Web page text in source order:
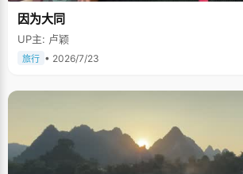
因为大同
UP主: 卢颖
旅行 • 2026/7/23